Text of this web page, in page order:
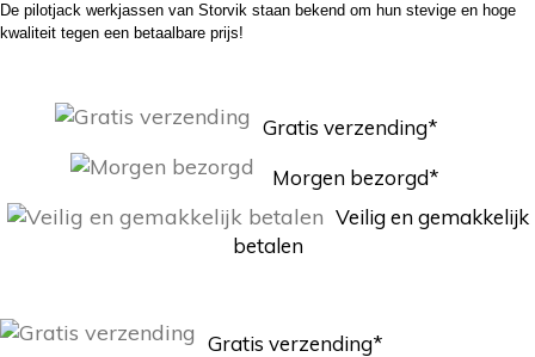
De pilotjack werkjassen van Storvik staan bekend om hun stevige en hoge
kwaliteit tegen een betaalbare prijs!
Gratis verzending*
Morgen bezorgd*
Veilig en gemakkelijk
betalen
Gratis verzending*